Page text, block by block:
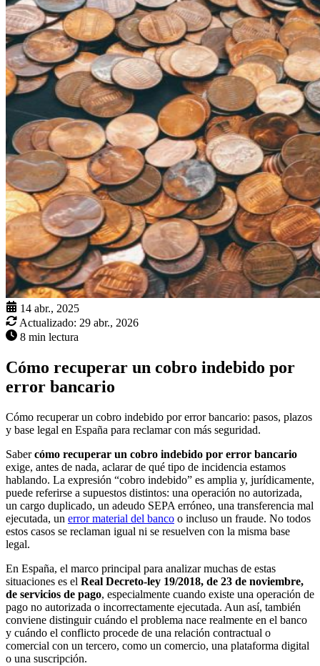
14 abr., 2025
Actualizado: 29 abr., 2026
8 min lectura
Cómo recuperar un cobro indebido por
error bancario
Cómo recuperar un cobro indebido por error bancario: pasos, plazos
y base legal en España para reclamar con más seguridad.
Sabercómo recuperar un cobro indebido por error bancario
exige, antes de nada, aclarar de qué tipo de incidencia estamos
hablando. La expresión “cobro indebido” es amplia y, jurídicamente,
puede referirse a supuestos distintos: una operación no autorizada,
un cargo duplicado, un adeudo SEPA erróneo, una transferencia mal
ejecutada, un error material del banco o incluso un fraude. No todos
estos casos se reclaman igual ni se resuelven con la misma base
legal.
En España, el marco principal para analizar muchas de estas
situaciones es el Real Decreto-ley 19/2018, de 23 de noviembre,
de servicios de pago, especialmente cuando existe una operación de
pago no autorizada o incorrectamente ejecutada. Aun así, también
conviene distinguir cuándo el problema nace realmente en el banco
y cuándo el conflicto procede de una relación contractual o
comercial con un tercero, como un comercio, una plataforma digital
o una suscripción.